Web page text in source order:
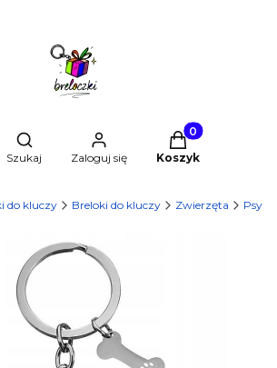
Otwórz wyszukiwarkę
Szukaj Zaloguj się
Produkty w
Koszyk
do kluczy Breloki do kluczy Zwierzęta Psy